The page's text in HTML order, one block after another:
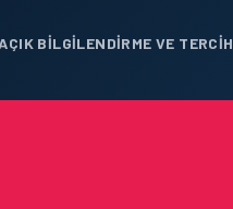
BILGILENDIRME VE